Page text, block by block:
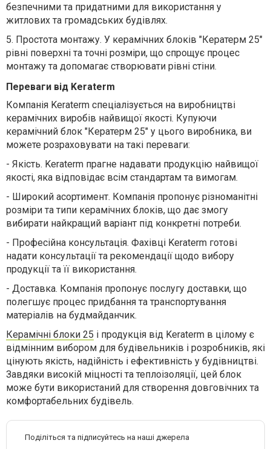
безпечними та придатними для використання у
житлових та громадських будівлях.
5. Простота монтажу. У керамічних блоків "Кератерм 25"
рівні поверхні та точні розміри, що спрощує процес
монтажу та допомагає створювати рівні стіни.
Переваги від Keraterm
Компанія Keraterm спеціалізується на виробництві
керамічних виробів найвищої якості. Купуючи
керамічний блок "Кератерм 25" у цього виробника, ви
можете розраховувати на такі переваги:
- Якість. Keraterm прагне надавати продукцію найвищої
якості, яка відповідає всім стандартам та вимогам.
- Широкий асортимент. Компанія пропонує різноманітні
розміри та типи керамічних блоків, що дає змогу
вибирати найкращий варіант під конкретні потреби.
- Професійна консультація. Фахівці Keraterm готові
надати консультації та рекомендації щодо вибору
продукції та її використання.
- Доставка. Компанія пропонує послугу доставки, що
полегшує процес придбання та транспортування
матеріалів на будмайданчик.
Керамічні блоки 25 і продукція від Keraterm в цілому є
відмінним вибором для будівельників і розробників, які
цінують якість, надійність і ефективність у будівництві.
Завдяки високій міцності та теплоізоляції, цей блок
може бути використаний для створення довговічних та
комфортабельних будівель.
Поділіться та підписуйтесь на наші джерела